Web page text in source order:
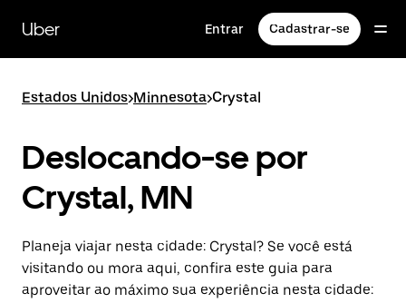
para
conteúdo
Uber Entrar Cadastrar-se
Estados Unidos>Minnesota>Crystal
Deslocando-se por
Crystal, MN
Planeja viajar nesta cidade: Crystal? Se você está
visitando ou mora aqui, confira este guia para
aproveitar ao máximo sua experiência nesta cidade: